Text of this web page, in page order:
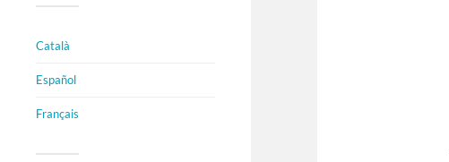
Català
Español
Français